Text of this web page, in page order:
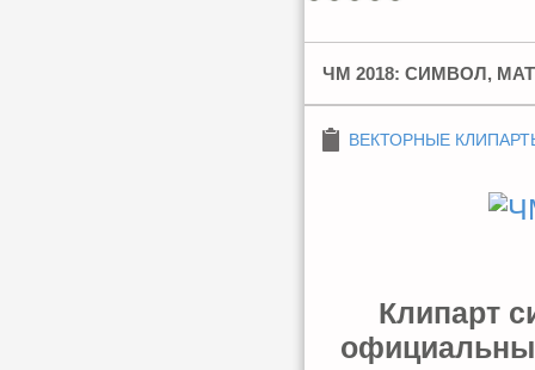
ЧМ 2018: СИМВОЛ,
ВЕКТОРНЫЕ
Клипарт